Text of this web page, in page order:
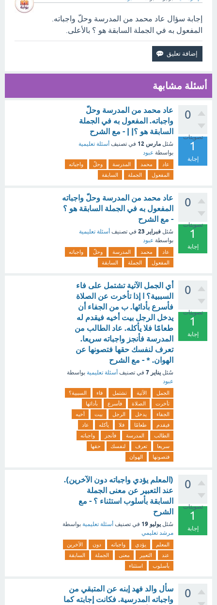
إجابة سؤال عاد محمد من المدرسة وحلّ واجباته.
المفعول به في الجملة السابقة هو ؟ بالأعلى.
أسئلة مشابهة
0
تصويتات
1
إجابة
عاد محمد من المدرسة وحلّ
واجباته. المفعول به في الجملة
السابقة هو ؟| | - مع الشرح
سُئل مارس 12 في تصنيف أسئلة تعليمية
بواسطة عبود
عاد محمد المدرسة وحلّ
واجباته
المفعول
الجملة السابقة
0
تصويتات
1
إجابة
عاد محمد من المدرسة وحلّ واجباته
المفعول به في الجملة السابقة هو ؟
- مع الشرح
سُئل فبراير 23 في تصنيف أسئلة تعليمية
بواسطة عبود
عاد محمد المدرسة وحلّ
واجباته
المفعول
الجملة السابقة
0
تصويتات
1
إجابة
أي الجمل الآتية تشتمل على فاء
السببية؟ ا إذا تأخرت عن الصلاة
فأسرع بأدائها. ب من الجفاء أن
يدخل الرجل بيت أخيه فيقدم له
طعامًا فلا يأكله. عاد الطالب من
المدرسة فأنجز واجباته سريعا.
تعرف لنفسك حقها فتصونها عن
الهوان. * - مع الشرح
سُئل يناير 7 في تصنيف أسئلة تعليمية بواسطة
عبود
الجمل الآتية تشتمل فاء
السببية؟
تأخرت
الصلاة فأسرع
بأدائها
الجفاء
يدخل الرجل بيت
أخيه
فيقدم
طعامًا فلا يأكله
عاد
الطالب
المدرسة فأنجز
واجباته
سريعا
تعرف لنفسك
حقها
فتصونها
الهوان
0
تصويتات
1
إجابة
(المعلم يؤدي واجباته دون الآخرين).
عند التعبير عن معنى الجملة
السابقة بأسلوب استثناء ؟ - مع
الشرح
سُئل يوليو 19 في تصنيف أسئلة تعليمية بواسطة
مرشد تعليمي
المعلم يؤدي واجباته دون
الآخرين
عند
التعبير معنى الجملة
السابقة
بأسلوب
استثناء
0
سأل والد فهد إبنه عن المتبقي من
واجباته المدرسية. فكانت إجابته كما